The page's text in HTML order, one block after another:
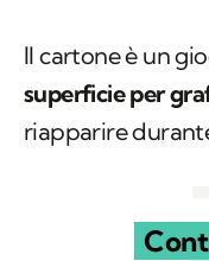
Il cartone è un
superficie per
riapparire